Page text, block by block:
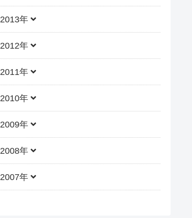
2013年
2012年
2011年
2010年
2009年
2008年
2007年